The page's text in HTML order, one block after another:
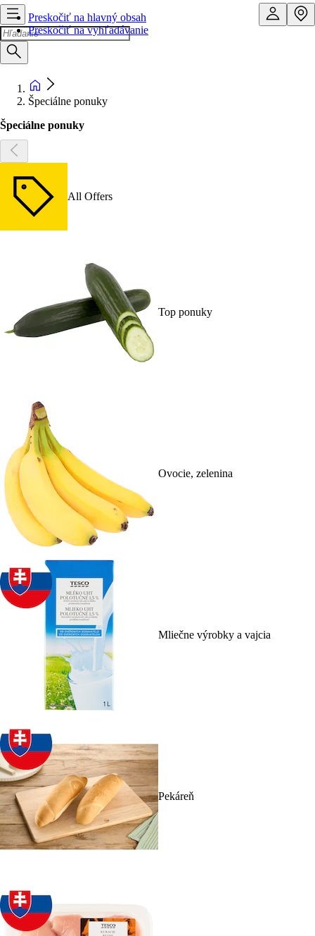
Preskočiť na hlavný obsah
Preskočiť na vyhľadávanie
Špeciálne ponuky
Špeciálne ponuky
All Offers
Top ponuky
Ovocie, zelenina
Mliečne výrobky a vajcia
Pekáreň